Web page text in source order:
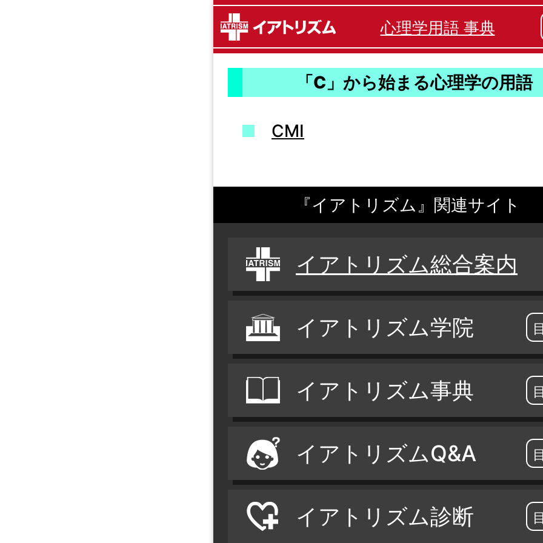
心理学用語 事典
「C」から始まる心理学の用語
CMI
『イアトリズム』関連サイト
イアトリズム総合案内
イアトリズム学院
イアトリズム事典
イアトリズムQ&A
イアトリズム診断